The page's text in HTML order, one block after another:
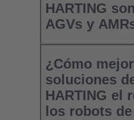
HARTING
AGVs y
¿Cómo
soluciones
HARTING el
los robots